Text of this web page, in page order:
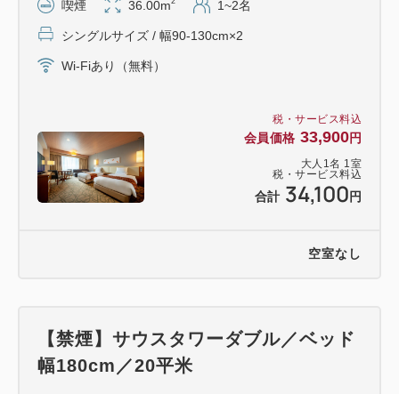
税・サービス料込
会員価格 33,900円
大人 1 名 1 室
税・サービス料込
合計 34,100 円
喫煙 36.00m 1~2名
シングルサイズ / 幅90-130cm×2
Wi-Fiあり（無料）
空室なし
【禁煙】サウスタワーダブル／ベッド
幅180cm／20平米